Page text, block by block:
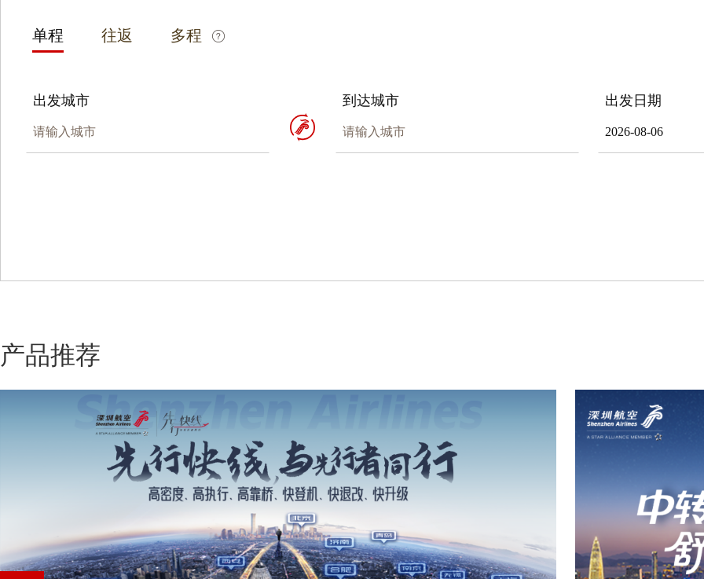
深航关于发布受台风“红霞”影响客票特殊处置方案的通告
深圳航空关于“乘机泊车”产品下线的公告
单程 往返 多程
出发城市 到达城市 出发日期
产品推荐